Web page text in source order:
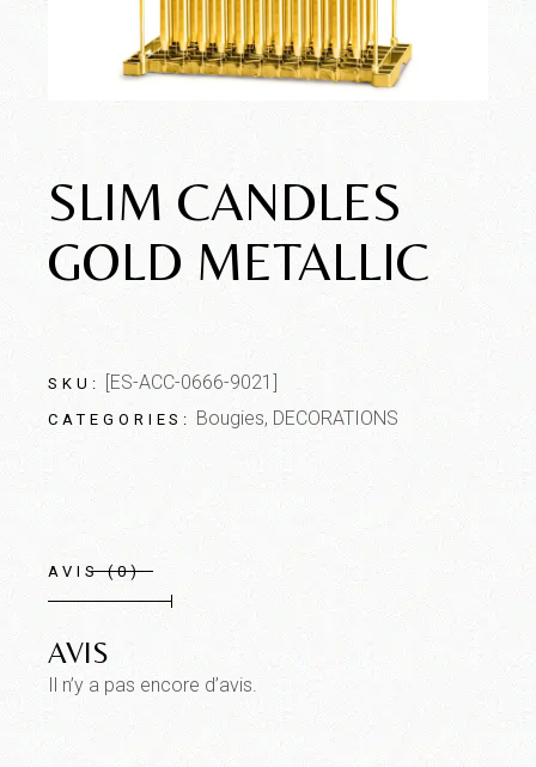
SLIM CANDLES
GOLD METALLIC
SKU: [ES-ACC-0666-9021]
CATEGORIES: Bougies, DECORATIONS
AVIS (0)
AVIS
Il n’y a pas encore d’avis.